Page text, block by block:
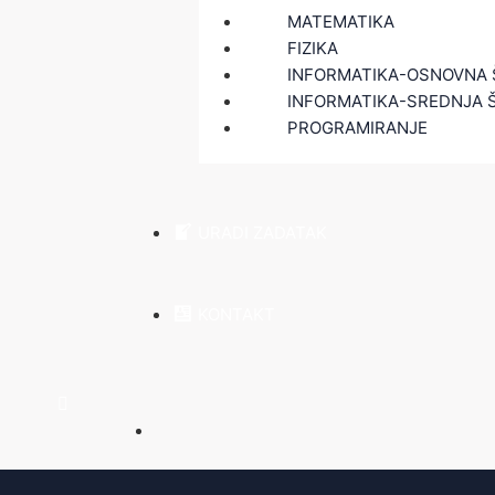
MATEMATIKA
FIZIKA
INFORMATIKA-OSNOVNA
INFORMATIKA-SREDNJA
PROGRAMIRANJE